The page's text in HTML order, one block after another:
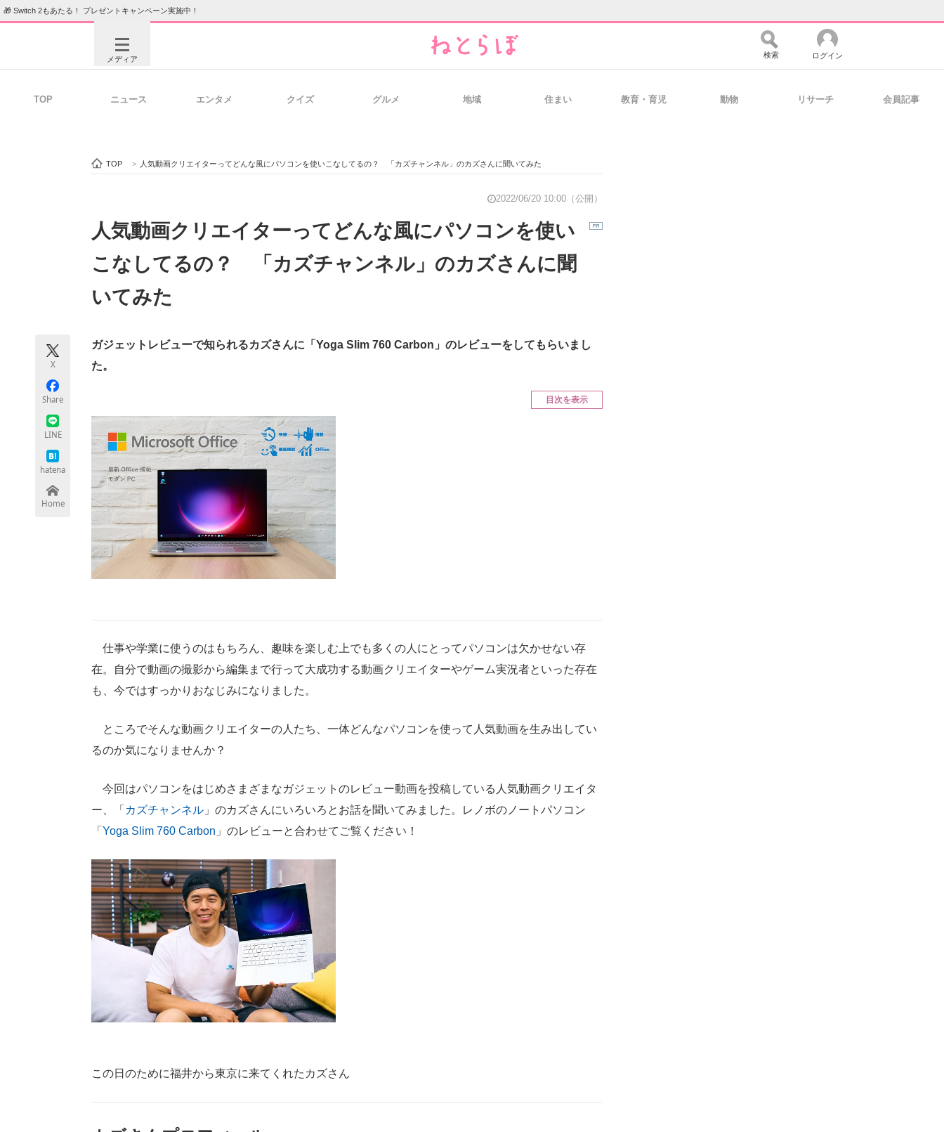
🎁 Switch 2もあたる！ プレゼントキャンペーン実施中！
メディア
ITエンジニア向け専門サイト 企業向けIT製品の総合サイト IT製品の技術・比較・事例 製造業のIT導入・活用を支援
検索 ログイン
TOP ニュース エンタメ クイズ グルメ 地域 住まい 教育・育児 動物 リサーチ 会員記事
TOP > 人気動画クリエイターってどんな風にパソコンを使いこなしてるの？ 「カズチャンネル」のカズさんに聞いてみた
2022/06/20 10:00（公開）
人気動画クリエイターってどんな風にパソコンを使い
こなしてるの？ 「カズチャンネル」のカズさんに聞
いてみた
X
Share
LINE
hatena
Home
ガジェットレビューで知られるカズさんに「Yoga Slim 760 Carbon」のレビューをしてもらいまし
た。
目次を表示
仕事や学業に使うのはもちろん、趣味を楽しむ上でも多くの人にとってパソコンは欠かせない存
在。自分で動画の撮影から編集まで行って大成功する動画クリエイターやゲーム実況者といった存在
も、今ではすっかりおなじみになりました。
ところでそんな動画クリエイターの人たち、一体どんなパソコンを使って人気動画を生み出してい
るのか気になりませんか？
今回はパソコンをはじめさまざまなガジェットのレビュー動画を投稿している人気動画クリエイタ
ー、「 カズチャンネル 」のカズさんにいろいろとお話を聞いてみました。レノボのノートパソコン
「 Yoga Slim 760 Carbon 」のレビューと合わせてご覧ください！
この日のために福井から東京に来てくれたカズさん